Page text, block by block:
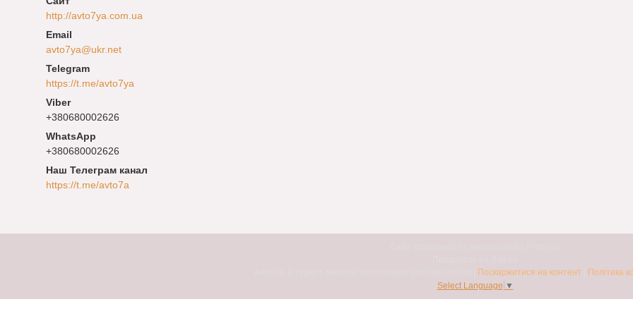
http://avto7ya.com.ua
avto7ya@ukr.net
https://t.me/avto7ya
+380680002626
+380680002626
Наш Телеграм канал
https://t.me/avto7a
Поскаржитися на контент
Політика
Select Language ▼